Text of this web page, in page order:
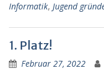
Informatik, Jugend
1. Platz!
Februar 27, 2022